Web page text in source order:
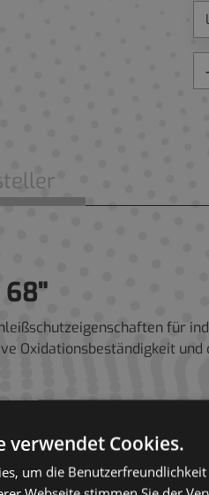
für
Oxidationsbeständigkeit
verwendet Cookies.
um die